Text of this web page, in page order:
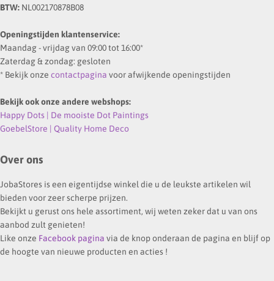
BTW: NL002170878B08
Openingstijden klantenservice:
Maandag - vrijdag van 09:00 tot 16:00*
Zaterdag & zondag: gesloten
* Bekijk onze contactpagina voor afwijkende openingstijden
Bekijk ook onze andere webshops:
Happy Dots | De mooiste Dot Paintings
GoebelStore | Quality Home Deco
Over ons
JobaStores is een eigentijdse winkel die u de leukste artikelen wil
bieden voor zeer scherpe prijzen.
Bekijkt u gerust ons hele assortiment, wij weten zeker dat u van ons
aanbod zult genieten!
Like onze Facebook pagina via de knop onderaan de pagina en blijf op
de hoogte van nieuwe producten en acties !